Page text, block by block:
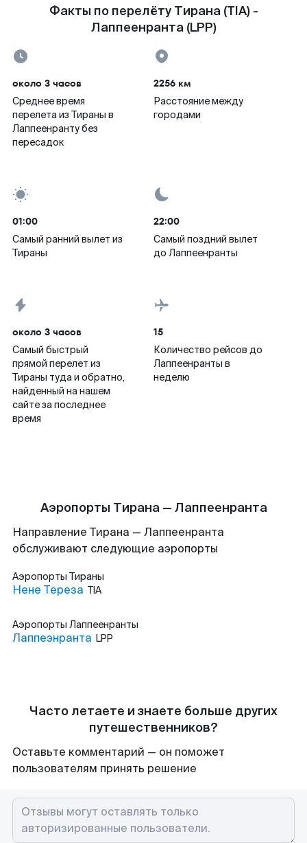
Факты по перелёту Тирана (TIA) -
Лаппеенранта (LPP)
около 3 часов
Среднее время
перелета из Тираны в
Лаппеенранту без
пересадок
2256 км
Расстояние между
городами
01:00
Самый ранний вылет из
Тираны
22:00
Самый поздний вылет
до Лаппеенранты
около 3 часов
Самый быстрый
прямой перелет из
Тираны туда и обратно,
найденный на нашем
сайте за последнее
время
15
Количество рейсов до
Лаппеенранты в
неделю
Аэропорты Тирана — Лаппеенранта
Направление Тирана — Лаппеенранта
обслуживают следующие аэропорты
Аэропорты Тираны
Нене Тереза TIA
Аэропорты Лаппеенранты
Лаппеэнранта LPP
Часто летаете и знаете больше других
путешественников?
Оставьте комментарий — он поможет
пользователям принять решение